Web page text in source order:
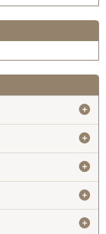
＋
＋
＋
＋
＋